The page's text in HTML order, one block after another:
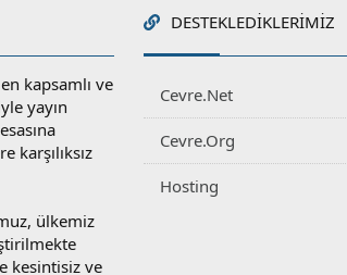
kapsamlı ve
yayın
karşılıksız
ülkemiz
kesintisiz ve
DESTEKLEDIKLERIMIZ
Cevre.Net
Cevre.Org
Hosting